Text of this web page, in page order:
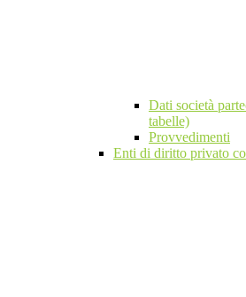
Dati società
tabelle)
Provvedimenti
Enti di diritto privato